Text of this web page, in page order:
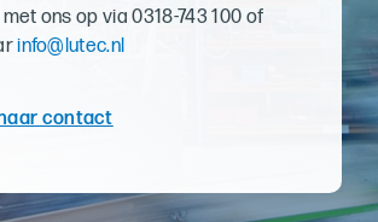
ons op via 0318-743 100 of
info@lutec.nl
contact